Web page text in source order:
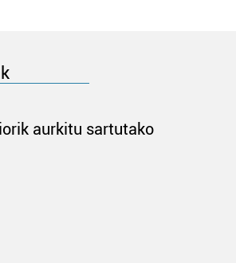
aurkitu sartutako